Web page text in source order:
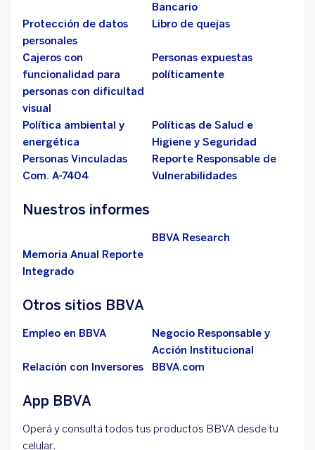
Bancario
Protección de datos
personales
Libro de quejas
Cajeros con
funcionalidad para
personas con dificultad
visual
Personas expuestas
políticamente
Política ambiental y
energética
Políticas de Salud e
Higiene y Seguridad
Personas Vinculadas
Com. A-7404
Reporte Responsable de
Vulnerabilidades
Nuestros informes
BBVA Research
Memoria Anual Reporte
Integrado
Otros sitios BBVA
Empleo en BBVA
Negocio Responsable y
Acción Institucional
Relación con Inversores
BBVA.com
App BBVA
Operá y consultá todos tus productos BBVA desde tu
celular.